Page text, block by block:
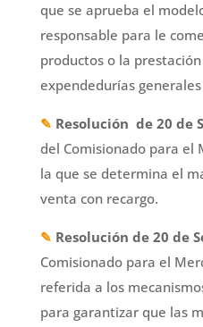
que se aprueba el
responsable para le
productos o la
expendedurías
✎ Resolución de 20 de
del Comisionado para el
la que se determina el
venta con recargo.
✎ Resolución de 20 de
Comisionado para el
referida a los
para garantizar que las